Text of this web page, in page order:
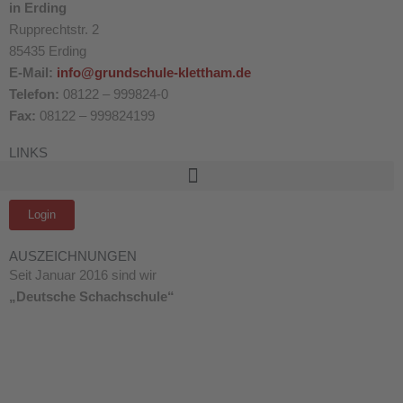
in Erding
Rupprechtstr. 2
85435 Erding
E-Mail: info@grundschule-klettham.de
Telefon: 08122 – 999824-0
Fax: 08122 – 999824199
LINKS
Login
AUSZEICHNUNGEN
Seit Januar 2016 sind wir
„Deutsche Schachschule“